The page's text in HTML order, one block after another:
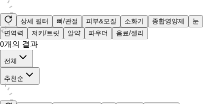
상세 필터 뼈/관절 피부&모질 소화기 종합영양제
눈
면역력
저키/트릿 알약 파우더 음료/젤리
0개의 결과
전체
추천순